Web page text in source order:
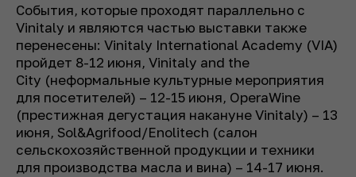
События, которые проходят параллельно с
Vinitaly и являются частью выставки также
перенесены: Vinitaly International Academy (VIA)
пройдет 8-12 июня, Vinitaly and the
City (неформальные культурные мероприятия
для посетителей) – 12-15 июня, OperaWine
(престижная дегустация накануне Vinitaly) – 13
июня, Sol&Agrifood/Enolitech (салон
сельскохозяйственной продукции и техники
для производства масла и вина) – 14-17 июня.